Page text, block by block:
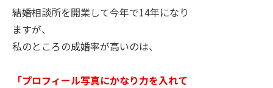
結婚相談所を開業して今年で14年になり
ますが、
私のところの成婚率が高いのは、
「プロフィール写真にかなり力を入れて